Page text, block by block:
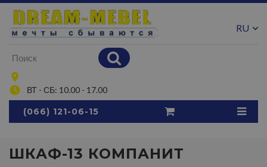
ВТ - СБ: 10.00 - 17.00
RU
(066) 121-06-15
ШКАФ-13 КОМПАНИТ